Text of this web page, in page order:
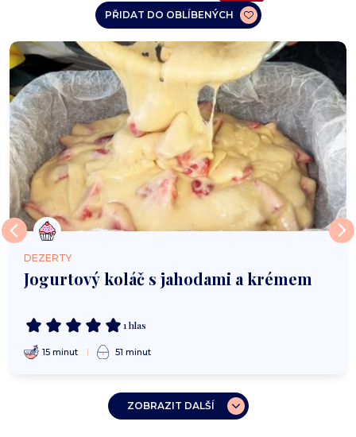
PŘIDAT DO OBLÍBENÝCH
DEZERTY
Jogurtový koláč s jahodami a krémem
1 hlas
15 minut 51 minut
ZOBRAZIT DALŠÍ